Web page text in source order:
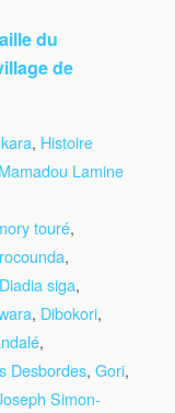
du
de
, Histoire
Mamadou Lamine
touré,
,
Diadia siga,
, Dibokori,
,
Desbordes, Gori,
Simon-